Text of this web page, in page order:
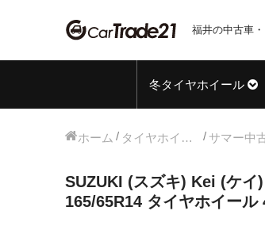
福井の中古車
冬タイヤホイール
ホーム タイヤホイールセット
SUZUKI (スズキ) Kei (ケイ
165/65R14 タイヤホイール